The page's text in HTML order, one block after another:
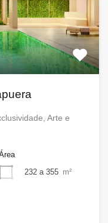
Arte e
232 a 355 m²